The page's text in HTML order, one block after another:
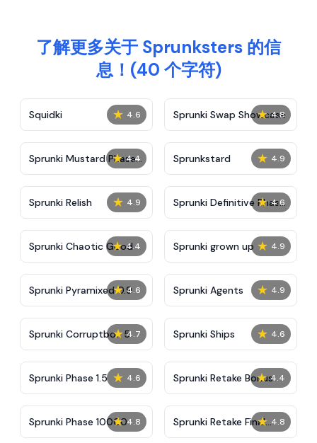
了解更多关于 Sprunksters 的信
息！(40 个字符)
★ 4.6
Squidki ★ 4.8
Sprunki Swap Showcase
★ 4.4
Sprunki Mustard Phase
2
★ 4.9
Sprunkstard
★ 4.9
Sprunki Relish ★ 4.6
Sprunki Definitive Phase
7
★ 4.4
Sprunki Chaotic Good ★ 4.9
Sprunki grown up
★ 4.6
Sprunki Pyramixed 0.9 ★ 4.9
Sprunki Agents
★ 4.7
Sprunki Corruptbox 5 ★ 4.6
Sprunki Ships
★ 4.6
Sprunki Phase 1.5 ★ 4.4
Sprunki Retake Bonus
★ 4.8
Sprunki Phase 10000 ★ 4.8
Sprunki Retake Final
Update